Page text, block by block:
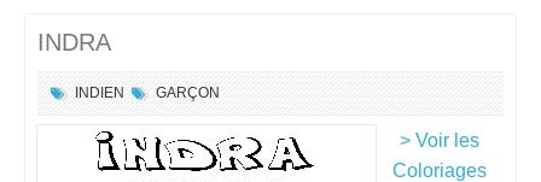
INDRA
INDIEN GARÇON
> Voir les
Coloriages